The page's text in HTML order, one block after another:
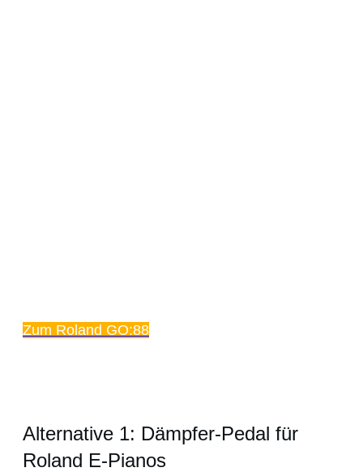
Zum Roland GO:88
Alternative 1: Dämpfer-Pedal für
Roland E-Pianos